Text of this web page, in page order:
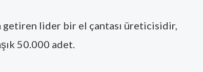
getiren lider bir el çantası üreticisidir,
50.000 adet.